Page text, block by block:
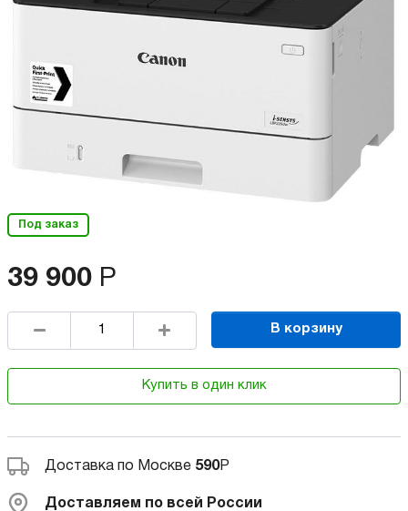
Под заказ
39 900 Р
В корзину
Купить в один клик
Доставка по Москве 590Р
Доставляем по всей России